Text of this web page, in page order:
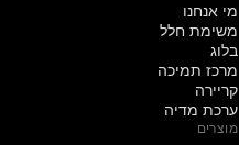
מי אנחנו
משימת חלל
בלוג
מרכז תמיכה
קריירה
ערכת מדיה
מוצרים